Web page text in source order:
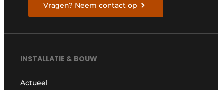
Vragen? Neem contact op
INSTALLATIE & BOUW
Actueel